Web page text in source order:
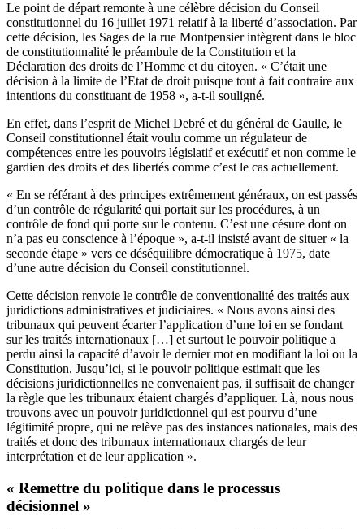
Le point de départ remonte à une célèbre décision du Conseil
constitutionnel du 16 juillet 1971 relatif à la liberté d’association. Par
cette décision, les Sages de la rue Montpensier intègrent dans le bloc
de constitutionnalité le préambule de la Constitution et la
Déclaration des droits de l’Homme et du citoyen. « C’était une
décision à la limite de l’Etat de droit puisque tout à fait contraire aux
intentions du constituant de 1958 », a-t-il souligné.
En effet, dans l’esprit de Michel Debré et du général de Gaulle, le
Conseil constitutionnel était voulu comme un régulateur de
compétences entre les pouvoirs législatif et exécutif et non comme le
gardien des droits et des libertés comme c’est le cas actuellement.
« En se référant à des principes extrêmement généraux, on est passés
d’un contrôle de régularité qui portait sur les procédures, à un
contrôle de fond qui porte sur le contenu. C’est une césure dont on
n’a pas eu conscience à l’époque », a-t-il insisté avant de situer « la
seconde étape » vers ce déséquilibre démocratique à 1975, date
d’une autre décision du Conseil constitutionnel.
Cette décision renvoie le contrôle de conventionalité des traités aux
juridictions administratives et judiciaires. « Nous avons ainsi des
tribunaux qui peuvent écarter l’application d’une loi en se fondant
sur les traités internationaux […] et surtout le pouvoir politique a
perdu ainsi la capacité d’avoir le dernier mot en modifiant la loi ou la
Constitution. Jusqu’ici, si le pouvoir politique estimait que les
décisions juridictionnelles ne convenaient pas, il suffisait de changer
la règle que les tribunaux étaient chargés d’appliquer. Là, nous nous
trouvons avec un pouvoir juridictionnel qui est pourvu d’une
légitimité propre, qui ne relève pas des instances nationales, mais des
traités et donc des tribunaux internationaux chargés de leur
interprétation et de leur application ».
« Remettre du politique dans le processus
décisionnel »